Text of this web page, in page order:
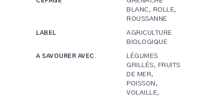
BLANC, ROLLE,
ROUSSANNE
LABEL
AGRICULTURE
BIOLOGIQUE
A SAVOURER AVEC
LÉGUMES
GRILLÉS, FRUITS
DE MER,
POISSON,
VOLAILLE,